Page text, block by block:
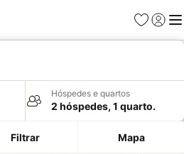
Favoritos
Iniciar
Hóspedes e quartos
2 hóspedes, 1 quarto.
Filtrar Mapa